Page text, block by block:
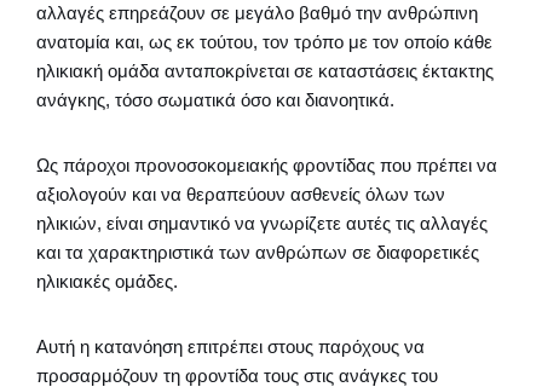
αλλαγές επηρεάζουν σε μεγάλο βαθμό την ανθρώπινη
ανατομία και, ως εκ τούτου, τον τρόπο με τον οποίο κάθε
ηλικιακή ομάδα ανταποκρίνεται σε καταστάσεις έκτακτης
ανάγκης, τόσο σωματικά όσο και διανοητικά.
Ως πάροχοι προνοσοκομειακής φροντίδας που πρέπει να
αξιολογούν και να θεραπεύουν ασθενείς όλων των
ηλικιών, είναι σημαντικό να γνωρίζετε αυτές τις αλλαγές
και τα χαρακτηριστικά των ανθρώπων σε διαφορετικές
ηλικιακές ομάδες.
Αυτή η κατανόηση επιτρέπει στους παρόχους να
προσαρμόζουν τη φροντίδα τους στις ανάγκες του